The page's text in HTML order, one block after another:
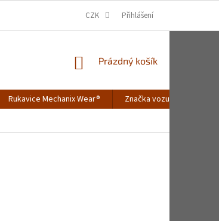
CZK Přihlášení
NÁKUPNÍ
Prázdný košík
Rukavice Mechanix Wear® Značka vozu